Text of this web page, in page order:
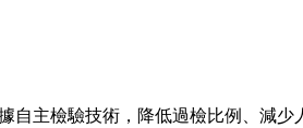
主檢驗技術，降低過檢比例、減少